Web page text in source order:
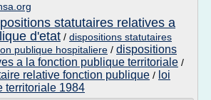
statutaires relatives a
d'etat / dispositions statutaires
publique hospitaliere / dispositions
a la fonction publique territoriale /
relative fonction publique / loi
territoriale 1984